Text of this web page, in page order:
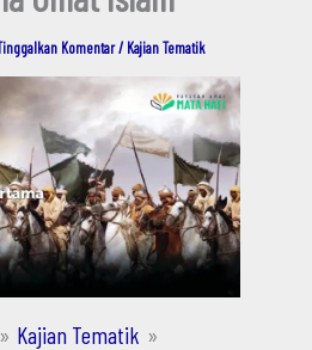
Komentar / Kajian Tematik
Kajian Tematik